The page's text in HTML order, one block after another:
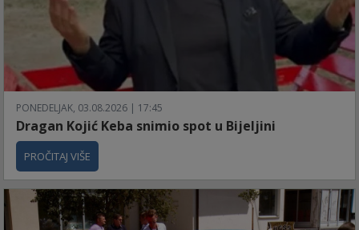
PONEDELJAK, 03.08.2026 | 17:45
Dragan Kojić Keba snimio spot u Bijeljini
PROČITAJ VIŠE